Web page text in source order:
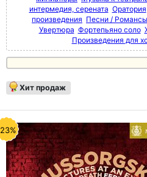
интермедия, серената Оратория
произведения Песни / Романсы
Увертюра Фортепьяно соло
Произведения для
Хит продаж